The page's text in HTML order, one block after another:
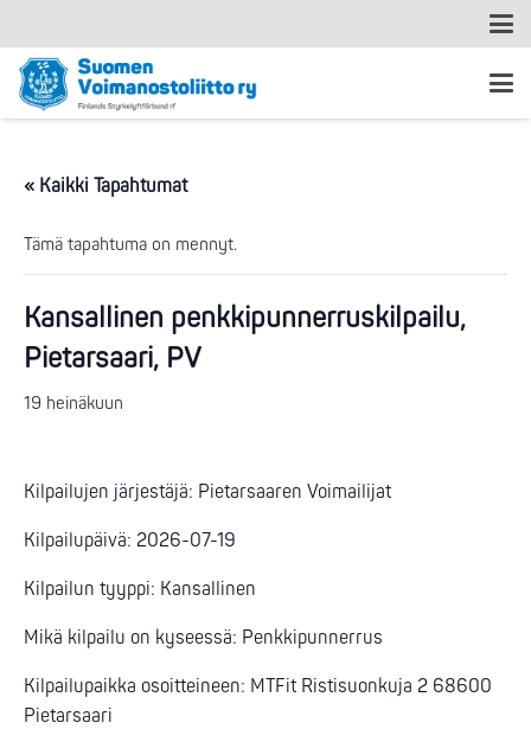
« Kaikki Tapahtumat
Tämä tapahtuma on mennyt.
Kansallinen penkkipunnerruskilpailu,
Pietarsaari, PV
19 heinäkuun
Kilpailujen järjestäjä: Pietarsaaren Voimailijat
Kilpailupäivä: 2026-07-19
Kilpailun tyyppi: Kansallinen
Mikä kilpailu on kyseessä: Penkkipunnerrus
Kilpailupaikka osoitteineen: MTFit Ristisuonkuja 2 68600
Pietarsaari